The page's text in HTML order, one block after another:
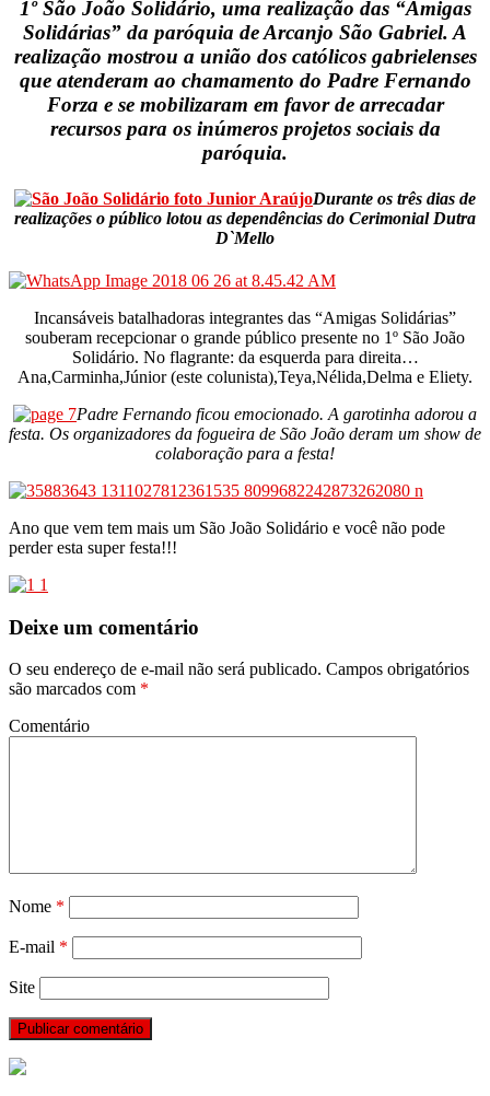
1º São João Solidário, uma realização das “Amigas
Solidárias” da paróquia de Arcanjo São Gabriel. A
realização mostrou a união dos católicos gabrielenses
que atenderam ao chamamento do Padre Fernando
Forza e se mobilizaram em favor de arrecadar
recursos para os inúmeros projetos sociais da
paróquia.
Durante os três dias de
realizações o público lotou as dependências do Cerimonial Dutra
D`Mello
Incansáveis batalhadoras integrantes das “Amigas Solidárias”
souberam recepcionar o grande público presente no 1º São João
Solidário. No flagrante: da esquerda para direita…
Ana,Carminha,Júnior (este colunista),Teya,Nélida,Delma e Eliety.
Padre Fernando ficou emocionado. A garotinha adorou a
festa. Os organizadores da fogueira de São João deram um show de
colaboração para a festa!
Ano que vem tem mais um São João Solidário e você não pode
perder esta super festa!!!
Deixe um comentário
O seu endereço de e-mail não será publicado. Campos obrigatórios
são marcados com *
Comentário
Nome *
E-mail *
Site